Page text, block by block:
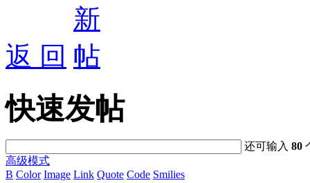
返 回
快速发帖
还可输入80
高级模式
B Color Image Link Quote Code Smilies